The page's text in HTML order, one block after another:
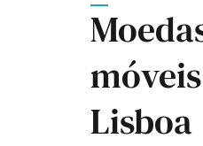
Lisboa